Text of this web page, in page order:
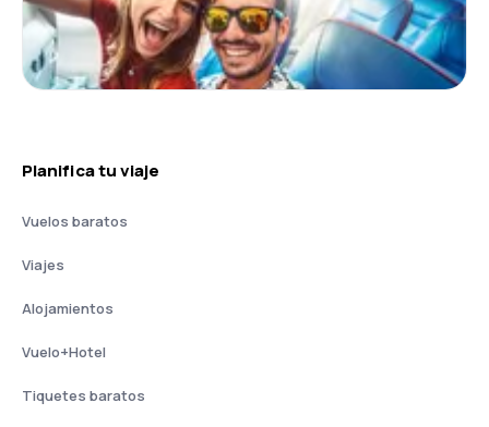
Planifica tu viaje
Vuelos baratos
Viajes
Alojamientos
Vuelo+Hotel
Tiquetes baratos